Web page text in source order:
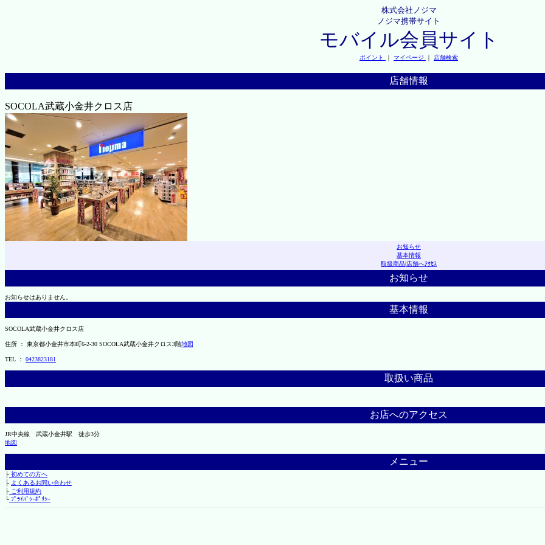
株式会社ノジマ
ノジマ携帯サイト
モバイル会員サイト
ポイント ｜ マイページ ｜ 店舗検索
店舗情報
SOCOLA武蔵小金井クロス店
お知らせ
基本情報
取扱商品|店舗へｱｸｾｽ
お知らせ
お知らせはありません。
基本情報
SOCOLA武蔵小金井クロス店
住所 ： 東京都小金井市本町6-2-30 SOCOLA武蔵小金井クロス3階地図
TEL ： 0423823181
取扱い商品
お店へのアクセス
JR中央線 武蔵小金井駅 徒歩3分
地図
メニュー
├初めての方へ
├ よくあるお問い合わせ
├ご利用規約
└ﾌﾟﾗｲﾊﾞｼｰﾎﾟﾘｼｰ